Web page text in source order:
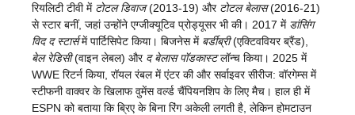
रियलिटी टीवी में टोटल डिवाज(2013-19) और टोटल बेलास(2016-21)
से स्टार बनीं, जहां उन्होंने एग्जीक्यूटिव प्रोड्यूसर भी की। 2017 में डांसिंग
विद द स्टार्समें पार्टिसिपेट किया। बिजनेस में बर्डीब्री(एक्टिववियर ब्रैंड),
बेल रेडिसी(वाइन लेबल) और द बेलास पॉडकास्टलॉन्च किया। 2025 में
WWE रिटर्न किया, रॉयल रंबल में एंटर की और सर्वाइवर सीरीज: वॉरगेम्स में
स्टीफनी वाक्वर के खिलाफ वुमेंस वर्ल्ड चैंपियनशिप के लिए मैच। हाल ही में
ESPN को बताया कि ब्रिए के बिना रिंग अकेली लगती है, लेकिन होमटाउन